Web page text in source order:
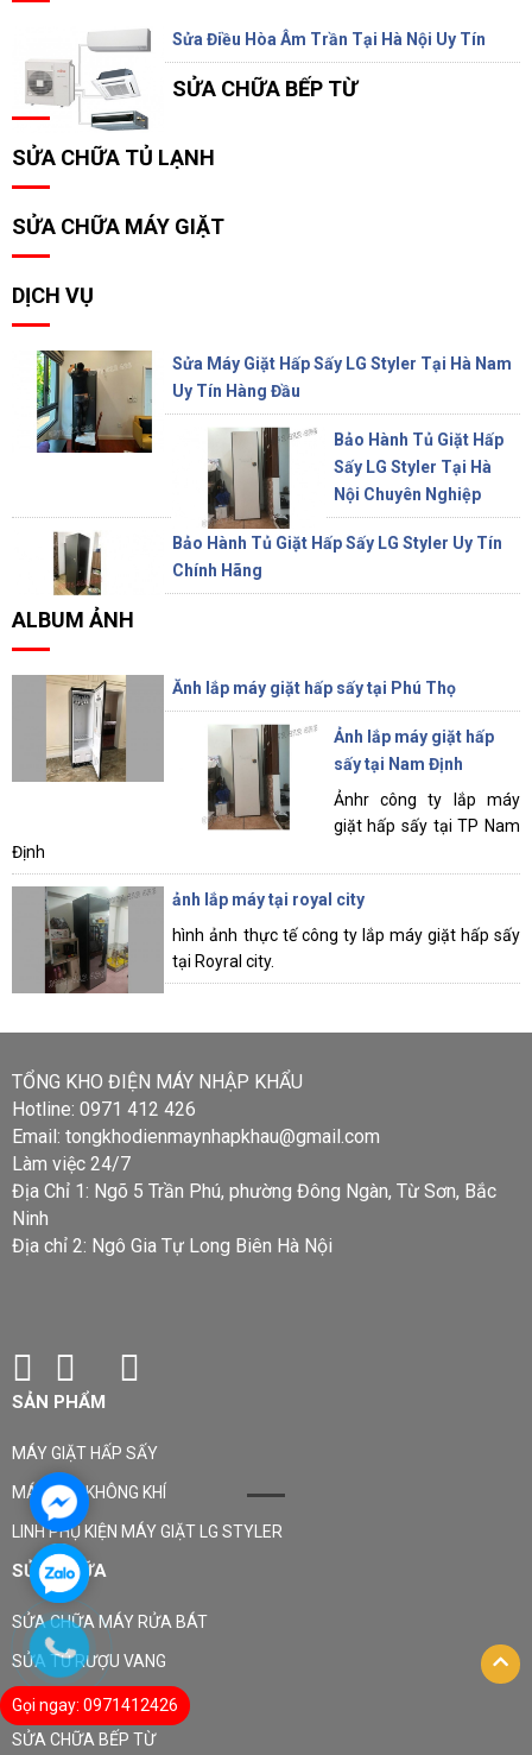
Sửa Điều Hòa Âm Trần Tại Hà Nội Uy Tín
SỬA CHỮA BẾP TỪ
SỬA CHỮA TỦ LẠNH
SỬA CHỮA MÁY GIẶT
DỊCH VỤ
Sửa Máy Giặt Hấp Sấy LG Styler Tại Hà Nam
Uy Tín Hàng Đầu
Bảo Hành Tủ Giặt Hấp
Sấy LG Styler Tại Hà
Nội Chuyên Nghiệp
Bảo Hành Tủ Giặt Hấp Sấy LG Styler Uy Tín
Chính Hãng
ALBUM ẢNH
Ănh lắp máy giặt hấp sấy tại Phú Thọ
Ảnh lắp máy giặt hấp
sấy tại Nam Định
Ảnhr công ty lắp máy
giặt hấp sấy tại TP Nam
Định
ảnh lắp máy tại royal city
hình ảnh thực tế công ty lắp máy giặt hấp sấy
tại Royral city.
TỔNG KHO ĐIỆN MÁY NHẬP KHẨU
Hotline: 0971 412 426
Email: tongkhodienmaynhapkhau@gmail.com
Làm việc 24/7
Địa Chỉ 1: Ngõ 5 Trần Phú, phường Đông Ngàn, Từ Sơn, Bắc
Ninh
Địa chỉ 2: Ngô Gia Tự Long Biên Hà Nội
SẢN PHẨM
MÁY GIẶT HẤP SẤY
MÁY LỌC KHÔNG KHÍ
LINH PHỤ KIỆN MÁY GIẶT LG STYLER
SỬA CHỮA
SỬA CHỮA MÁY RỬA BÁT
SỬA TỦ RƯỢU VANG
SỬA CHỮA ĐIỀU HÒA
SỬA CHỮA BẾP TỪ
Gọi ngay: 0971412426